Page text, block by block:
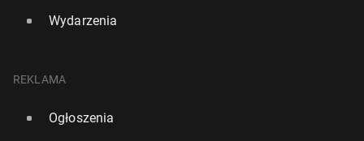
Wydarzenia
REKLAMA
Ogłoszenia